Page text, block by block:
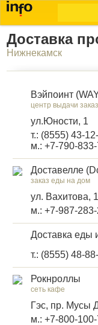
Доставка
Нижнекамск
Вэйпоинт
центр выдачи
ул.Юности, 1
т.: (8555) 43-
м.: +7-790-
Доставелле
заказ еды на дом
ул. Вахитова,
м.: +7-987-
Доставка еды
т.: (8555) 48-
Рокнроллы
сеть кафе
Гэс, пр. Мусы
м.: +7-800-